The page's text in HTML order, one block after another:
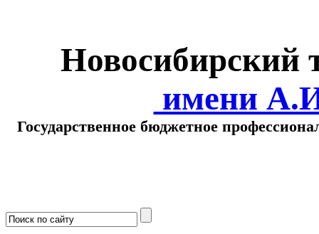
Новосибирский
имени
Государственное бюджетное